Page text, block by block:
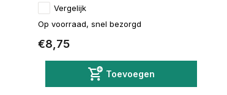
Vergelijk
Op voorraad, snel bezorgd
€8,75
Toevoegen